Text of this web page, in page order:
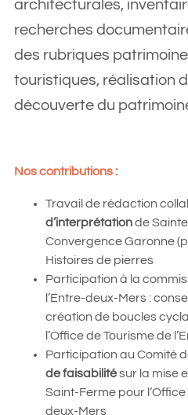
architecturales,
recherches
des rubriques
touristiques, réalisation
découverte du
Nos contributions :
Travail de rédaction
d’interprétationde
Convergence Garonne
Histoires de pierres
Participation à la
l’Entre-deux-Mers :
création de boucles
l’Office de Tourisme de
Participation au Comité
de faisabilitésur la mise
Saint-Ferme pour l’Office
deux-Mers